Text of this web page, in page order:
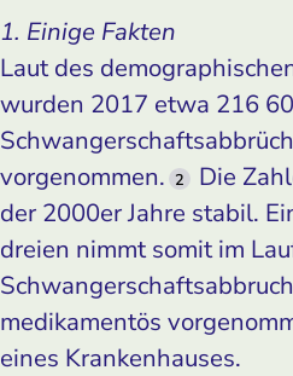
1. Einige Fakten
Laut des
wurden 2017 etwa 216
vorgenommen. 2
Die
der 2000er Jahre stabil.
dreien nimmt somit im
medikamentös
eines Krankenhauses.